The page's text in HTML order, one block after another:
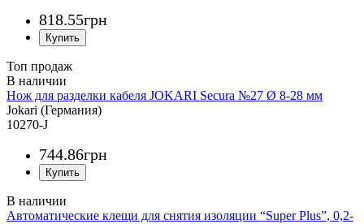
818.55грн
Топ продаж
Нож для разделки кабеля JOKARI Secura №27 Ø 8-28 мм
Jokari (Германия)
10270-J
744.86грн
Автоматические клещи для снятия изоляции “Super Plus”, 0,2-